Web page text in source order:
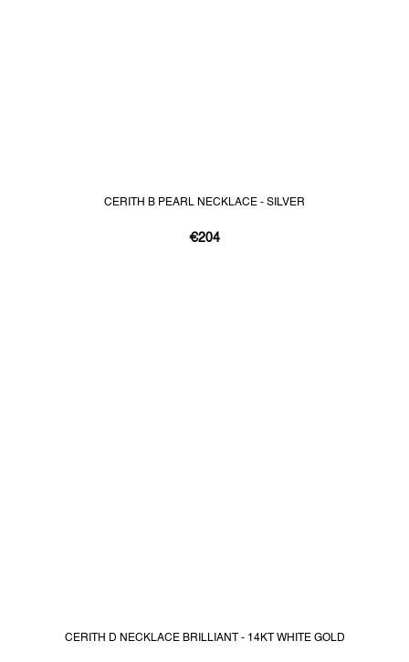
CERITH B PEARL NECKLACE - SILVER
€204
CERITH D NECKLACE BRILLIANT - 14KT WHITE GOLD